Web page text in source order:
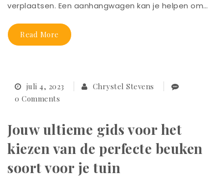
verplaatsen. Een aanhangwagen kan je helpen om…
Read More
juli 4, 2023
Chrystel Stevens
0 Comments
Jouw ultieme gids voor het
kiezen van de perfecte beuken
soort voor je tuin